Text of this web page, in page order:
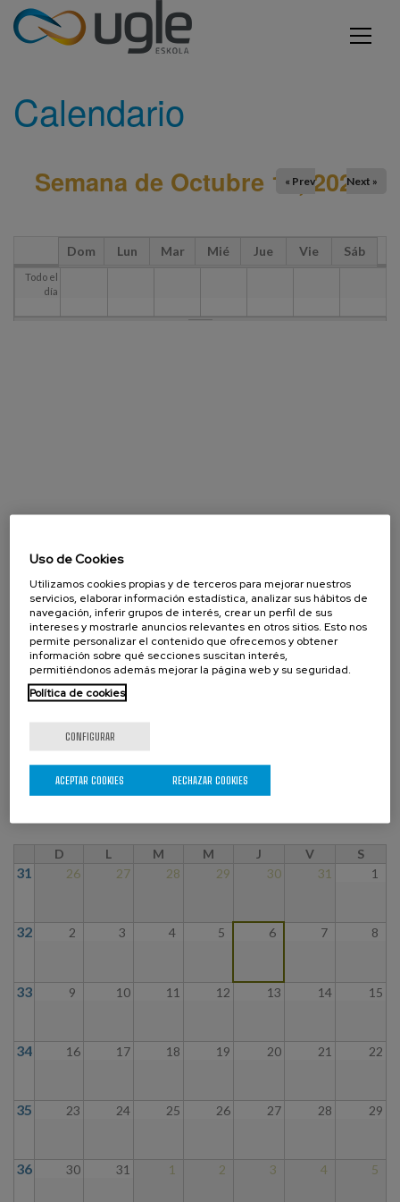
Pasar al contenido principal
Usted está aquí
INICIO CALENDARIO
Calendario
Semana de Octubre 12, 2025
« Prev Next »
Dom Lun Mar Mié Jue Vie Sáb
Todo el
día
Agosto 2026
D L M M J V S
31 26 27 28 29 30 31 1
32 2 3 4 5 6 7 8
33 9 10 11 12 13 14 15
34 16 17 18 19 20 21 22
35 23 24 25 26 27 28 29
36 30 31 1 2 3 4 5
Uso de Cookies
Utilizamos cookies propias y de terceros para mejorar nuestros
servicios, elaborar información estadística, analizar sus hábitos de
navegación, inferir grupos de interés, crear un perfil de sus
intereses y mostrarle anuncios relevantes en otros sitios. Esto nos
permite personalizar el contenido que ofrecemos y obtener
información sobre qué secciones suscitan interés,
permitiéndonos además mejorar la página web y su seguridad.
Política de cookies
CONFIGURAR
RECHAZAR COOKIES
ACEPTAR COOKIES